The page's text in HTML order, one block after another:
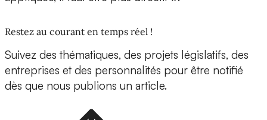
Restez au courant en temps réel !
Suivez des thématiques, des projets législatifs, des
entreprises et des personnalités pour être notifié
dès que nous publions un article.